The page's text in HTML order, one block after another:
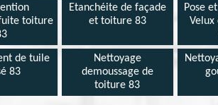
toiture
Etanchéite de façade
et toiture 83
Pose
de tuile
83
Nettoyage
demoussage de
toiture 83